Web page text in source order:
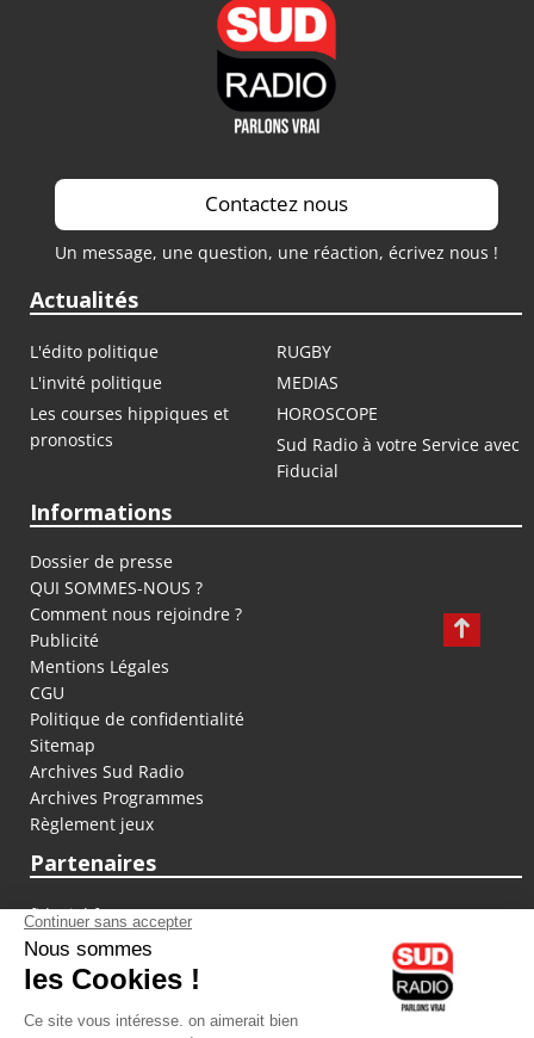
Contactez nous
Un message, une question, une réaction, écrivez nous !
Actualités
L'édito politique
RUGBY
L'invité politique
MEDIAS
Les courses hippiques et
pronostics
HOROSCOPE
Sud Radio à votre Service avec
Fiducial
Informations
Dossier de presse
QUI SOMMES-NOUS ?
Comment nous rejoindre ?
Publicité
Mentions Légales
CGU
Politique de confidentialité
Sitemap
Archives Sud Radio
Archives Programmes
Règlement jeux
Partenaires
fiducial.fr
lyoncapitale.fr
olympique-et-lyonnais.com
L'application Iphone / Android